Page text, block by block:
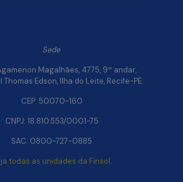
Sede
Magalhães, 4775, 9º andar,
Thomas Edson, Ilha do Leite, Recife-PE.
CEP: 50070-160
CNPJ: 18.810.553/0001-75
SAC: 0800-727-0885
todas as unidades da Finsol.